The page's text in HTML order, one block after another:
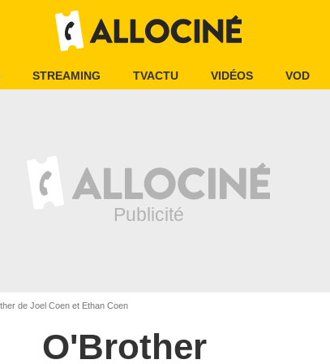
STREAMING TVACTU VIDÉOS VOD
de Joel Coen et Ethan Coen
O'Brother